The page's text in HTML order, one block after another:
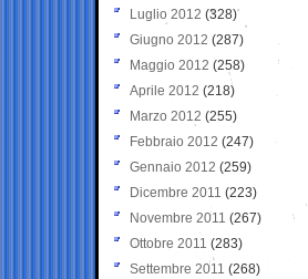
Luglio 2012 (328)
Giugno 2012 (287)
Maggio 2012 (258)
Aprile 2012 (218)
Marzo 2012 (255)
Febbraio 2012 (247)
Gennaio 2012 (259)
Dicembre 2011 (223)
Novembre 2011 (267)
Ottobre 2011 (283)
Settembre 2011 (268)